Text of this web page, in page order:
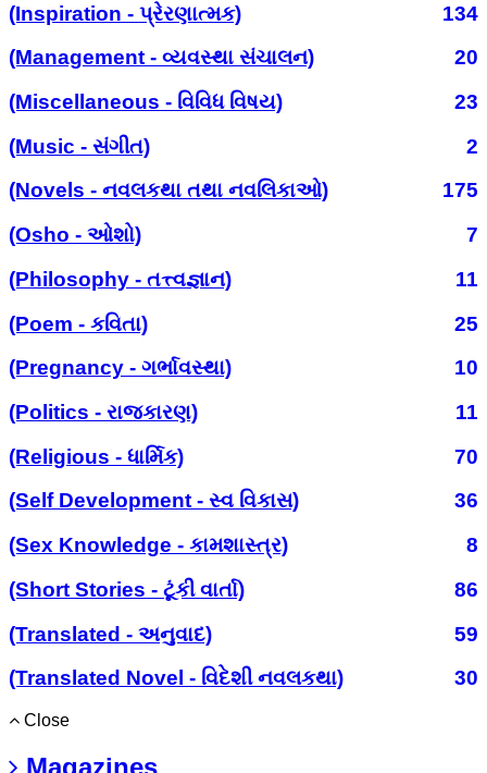
(Inspiration - પ્રેરણાત્મક)
134
(Management - વ્યવસ્થા સંચાલન)
20
(Miscellaneous - વિવિધ વિષય)
23
(Music - સંગીત)
2
(Novels - નવલકથા તથા નવલિકાઓ)
175
(Osho - ઓશો)
7
(Philosophy - તત્ત્વજ્ઞાન)
11
(Poem - કવિતા)
25
(Pregnancy - ગર્ભાવસ્થા)
10
(Politics - રાજકારણ)
11
(Religious - ધાર્મિક)
70
(Self Development - સ્વ વિકાસ)
36
(Sex Knowledge - કામશાસ્ત્ર)
8
(Short Stories - ટૂંકી વાર્તા)
86
(Translated - અનુવાદ)
59
(Translated Novel - વિદેશી નવલકથા)
30
Close
Magazines